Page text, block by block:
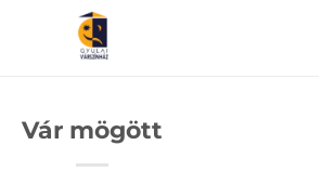
Vár mögött